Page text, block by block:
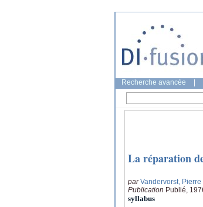
Recherche avancée
La réparation
parVandervorst, Pierre
Publication Publié,
syllabus